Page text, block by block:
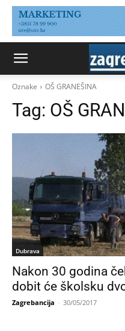
Oznake OŠ GRANEŠINA
Tag: OŠ
Dubrava
Nakon 30 godina
dobit će školsku
Zagrebancija - 30/05/2017